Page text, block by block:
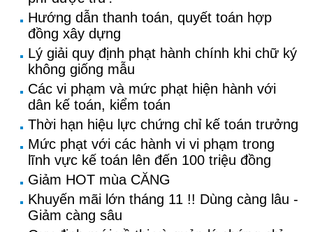
Hướng dẫn thanh toán, quyết toán hợp
đồng xây dựng
Lý giải quy định phạt hành chính khi chữ ký
không giống mẫu
Các vi phạm và mức phạt hiện hành với
dân kế toán, kiểm toán
Thời hạn hiệu lực chứng chỉ kế toán trưởng
Mức phạt với các hành vi vi phạm trong
lĩnh vực kế toán lên đến 100 triệu đồng
Giảm HOT mùa CĂNG
Khuyến mãi lớn tháng 11 !! Dùng càng lâu -
Giảm càng sâu